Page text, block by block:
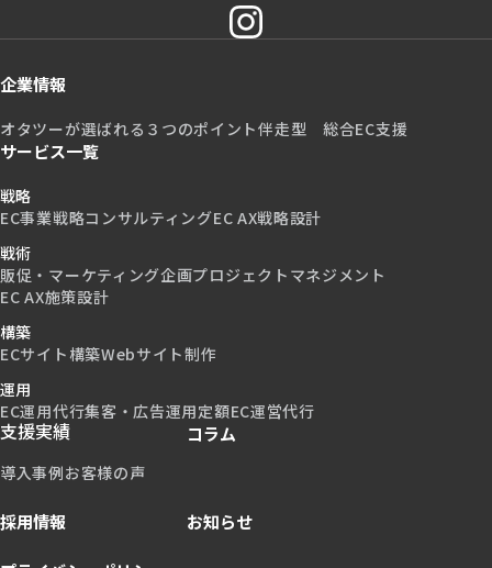
企業情報
オタツーが選ばれる３つのポイント伴走型 総合EC支援
サービス一覧
戦略
EC事業戦略コンサルティングEC AX戦略設計
戦術
販促・マーケティング企画プロジェクトマネジメント
EC AX施策設計
構築
ECサイト構築Webサイト制作
運用
EC運用代行集客・広告運用定額EC運営代行
支援実績
導入事例お客様の声
コラム
採用情報 お知らせ